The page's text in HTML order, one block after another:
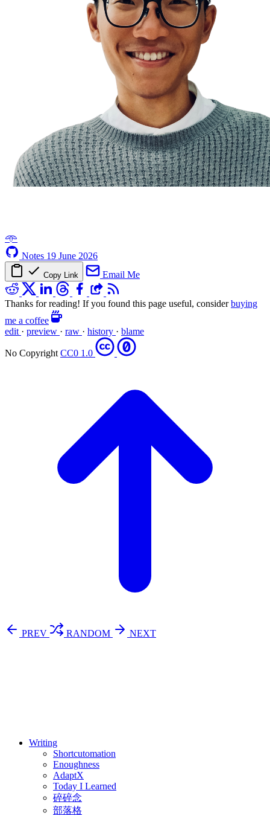
𖥸
Notes 19 June 2026
Copy Link Email Me
Thanks for reading! If you found this page useful, considerbuying
me a coffee
edit · preview · raw · history · blame
No Copyright CC0 1.0
PREV RANDOM
NEXT
Writing
Shortcutomation
Enoughness
AdaptX
Today I Learned
碎碎念
部落格